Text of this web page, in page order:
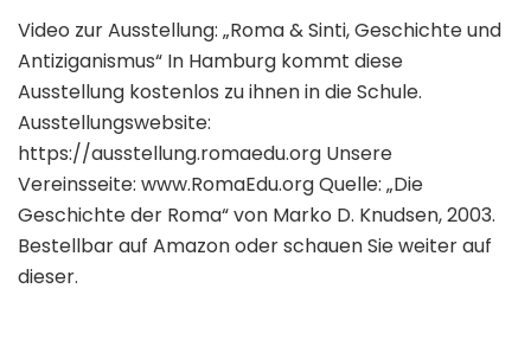
Video zur Ausstellung: „Roma & Sinti, Geschichte und
Antiziganismus“ In Hamburg kommt diese
Ausstellung kostenlos zu ihnen in die Schule.
Ausstellungswebsite:
https://ausstellung.romaedu.org Unsere
Vereinsseite: www.RomaEdu.org Quelle: „Die
Geschichte der Roma“ von Marko D. Knudsen, 2003.
Bestellbar auf Amazon oder schauen Sie weiter auf
dieser.